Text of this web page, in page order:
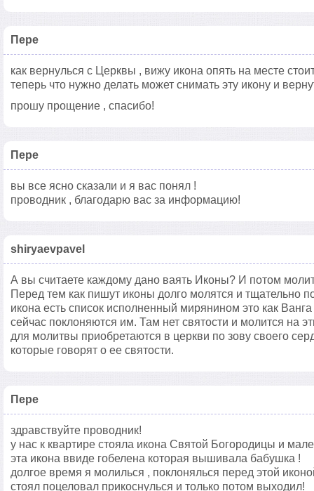
Пере
как вернулься с Церквы , вижу икона опять на месте
теперь что нужно делать может снимать эту икону и
прошу прощение , спасибо!
Пере
вы все ясно сказали и я вас понял !
проводник , благодарю вас за информацию!
shiryaevpavel
А вы считаете каждому дано ваять Иконы? И потом
Перед тем как пишут иконы долго молятся и тщательно
икона есть список исполненный мирянином это как
сейчас поклоняются им. Там нет святости и молится на
для молитвы приобретаются в церкви по зову своего
которые говорят о ее святости.
Пере
здравствуйте проводник!
у нас к квартире стояла икона Святой Богородицы и
эта икона ввиде гобелена которая вышивала бабушка !
долгое время я молилься , поклонялься перед этой
стоял поцеловал прикоснулься и только потом выходил!